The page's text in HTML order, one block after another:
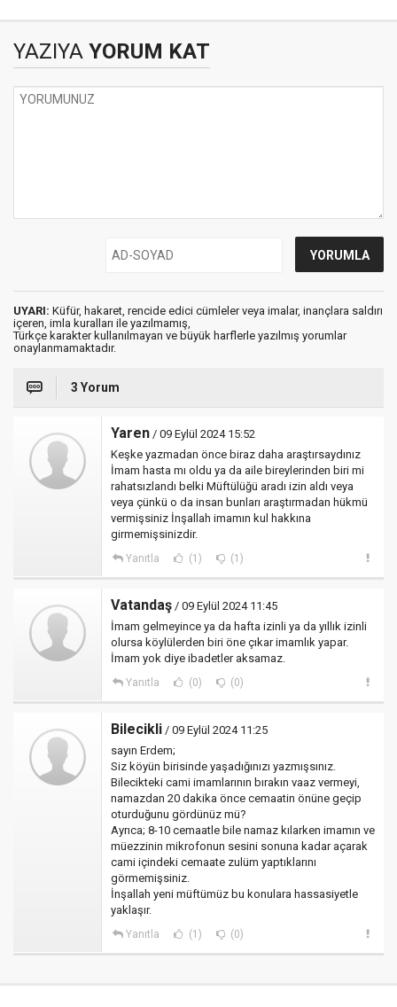
YAZIYA YORUM KAT
UYARI: Küfür, hakaret, rencide edici cümleler veya imalar, inançlara saldırı
içeren, imla kuralları ile yazılmamış,
Türkçe karakter kullanılmayan ve büyük harflerle yazılmış yorumlar
onaylanmamaktadır.
3 Yorum
Yaren / 09 Eylül 2024 15:52
Keşke yazmadan önce biraz daha araştırsaydınız
İmam hasta mı oldu ya da aile bireylerinden biri mi
rahatsızlandı belki Müftülüğü aradı izin aldı veya
veya çünkü o da insan bunları araştırmadan hükmü
vermişsiniz İnşallah imamın kul hakkına
girmemişsinizdir.
Yanıtla (1) (1)
Vatandaş / 09 Eylül 2024 11:45
İmam gelmeyince ya da hafta izinli ya da yıllık izinli
olursa köylülerden biri öne çıkar imamlık yapar.
İmam yok diye ibadetler aksamaz.
Yanıtla (0) (0)
Bilecikli / 09 Eylül 2024 11:25
sayın Erdem;
Siz köyün birisinde yaşadığınızı yazmışsınız.
Bilecikteki cami imamlarının bırakın vaaz vermeyi,
namazdan 20 dakika önce cemaatin önüne geçip
oturduğunu gördünüz mü?
Ayrıca; 8-10 cemaatle bile namaz kılarken imamın ve
müezzinin mikrofonun sesini sonuna kadar açarak
cami içindeki cemaate zulüm yaptıklarını
görmemişsiniz.
İnşallah yeni müftümüz bu konulara hassasiyetle
yaklaşır.
Yanıtla (1) (0)